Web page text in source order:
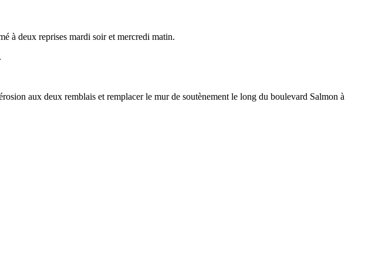
à deux reprises mardi soir et mercredi matin.
aux deux remblais et remplacer le mur de soutènement le long du boulevard Salmon à